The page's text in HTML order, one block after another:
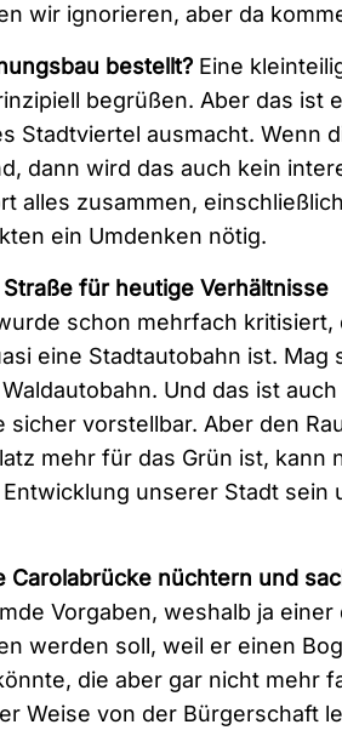
wir ignorieren, aber da
bestellt? Eine
begrüßen. Aber das ist
Stadtviertel ausmacht. Wenn
dann wird das auch kein
alles zusammen,
ein Umdenken nötig.
für heutige Verhältnisse
schon mehrfach kritisiert,
eine Stadtautobahn ist. Mag
Und das ist auch
sicher vorstellbar. Aber den
mehr für das Grün ist, kann
unserer Stadt sein
Carolabrücke nüchtern und
Vorgaben, weshalb ja
werden soll, weil er einen
die aber gar nicht mehr
Weise von der Bürgerschaft